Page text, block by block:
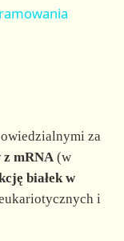
za
z mRNA(w
białek w
i